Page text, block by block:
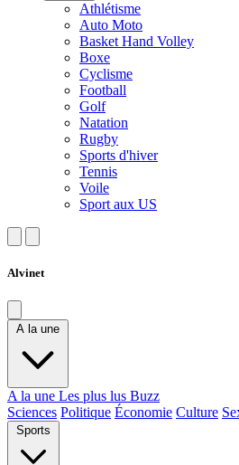
Athlétisme
Auto Moto
Basket Hand Volley
Boxe
Cyclisme
Football
Golf
Natation
Rugby
Sports d'hiver
Tennis
Voile
Sport aux US
Alvinet
A la une
A la une Les plus lus Buzz
Sciences Politique Économie Culture
Sports